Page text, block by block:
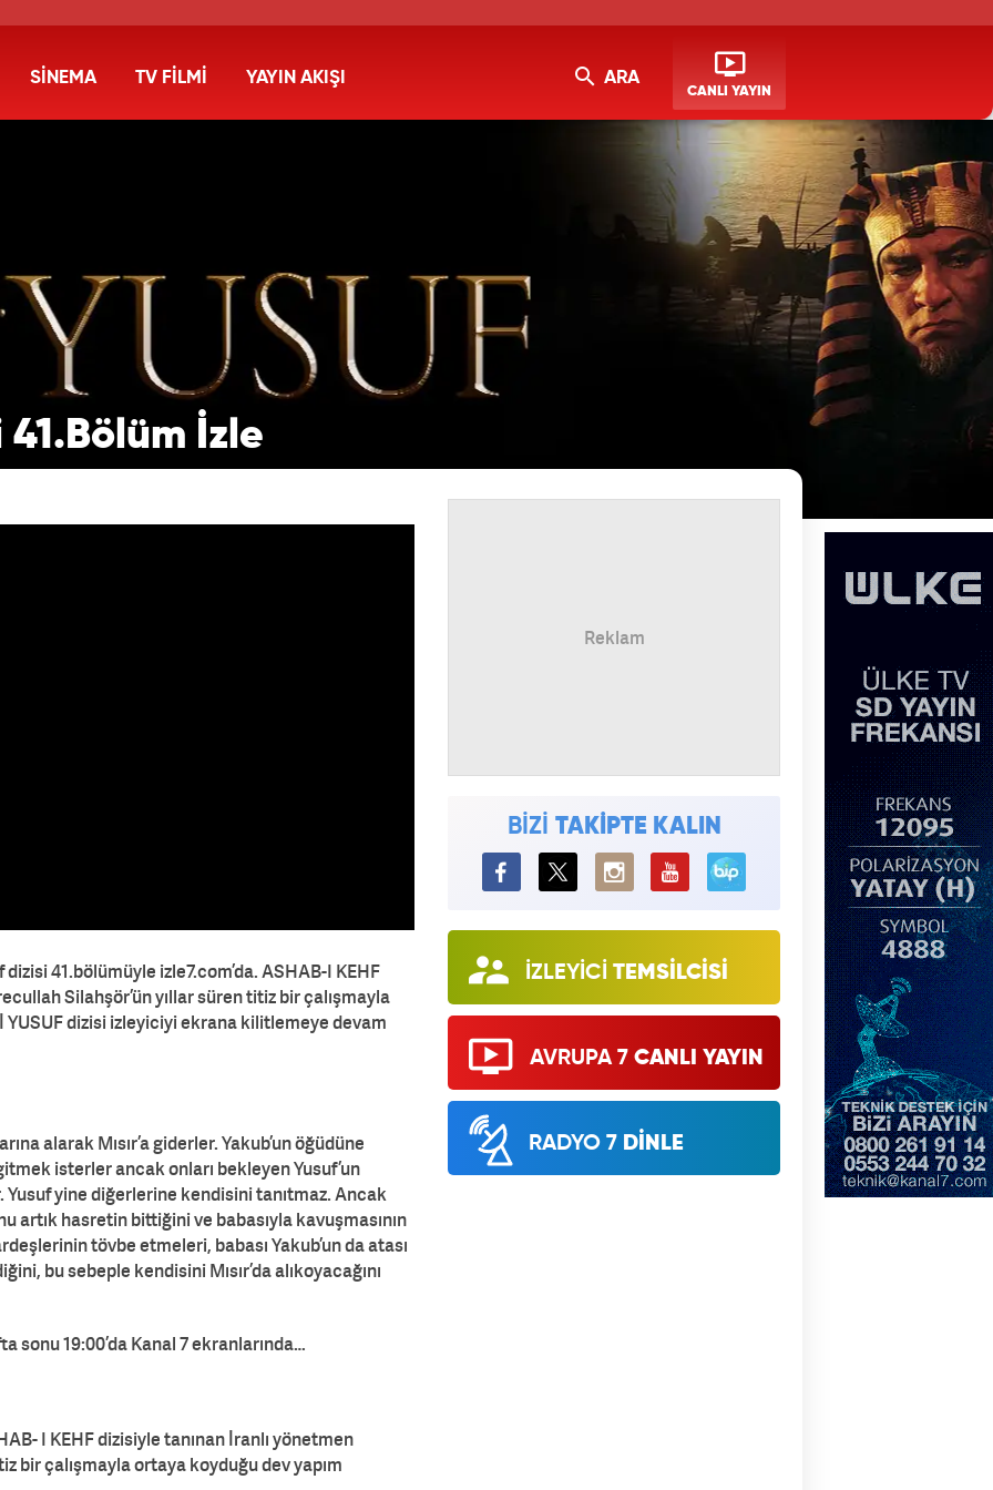
SİNEMA TV FİLMİ YAYIN AKIŞI ARA
CANLI YAYIN
İzle
41.bölümüyle izle7.com’da. ASHAB-I KEHF
Silahşör’ün yıllar süren titiz bir çalışmayla
YUSUF dizisi izleyiciyi ekrana kilitlemeye devam
alarak Mısır’a giderler. Yakub’un öğüdüne
isterler ancak onları bekleyen Yusuf’un
yine diğerlerine kendisini tanıtmaz. Ancak
artık hasretin bittiğini ve babasıyla kavuşmasının
tövbe etmeleri, babası Yakub’un da atası
bu sebeple kendisini Mısır’da alıkoyacağını
sonu 19:00’da Kanal 7 ekranlarında…
I KEHF dizisiyle tanınan İranlı yönetmen
bir çalışmayla ortaya koyduğu dev yapım
BİZİ TAKİPTE KALIN
BiP
İZLEYİCİ TEMSİLCİSİ
AVRUPA 7 CANLI YAYIN
RADYO 7 DİNLE